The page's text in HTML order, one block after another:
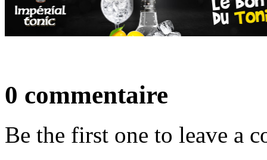
0 commentaire
Be the first one to leave a